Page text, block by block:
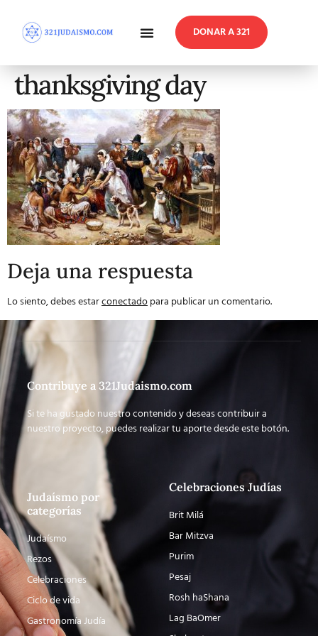
DONAR A 321
thanksgiving day
Deja una respuesta
Lo siento, debes estarconectadopara publicar un comentario.
Contribuye a 321Judaismo.com
Si te ha gustado nuestro contenido y deseas contribuir a
nuestro proyecto, puedes realizar tu aporte desde este botón.
Judaísmo por
categorías
Judaísmo
Rezos
Celebraciones
Ciclo de vida
Gastronomía Judía
Celebraciones Judías
Brit Milá
Bar Mitzva
Purim
Pesaj
Rosh haShana
Lag BaOmer